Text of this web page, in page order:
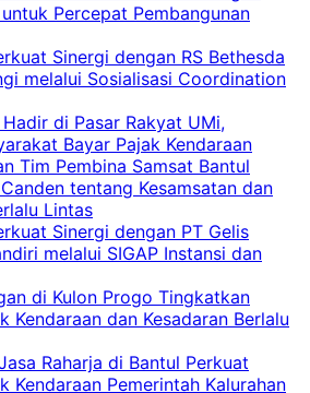
Percepat Pembangunan
Sinergi dengan RS Bethesda
melalui Sosialisasi Coordination
di Pasar Rakyat UMi,
Bayar Pajak Kendaraan
Tim Pembina Samsat Bantul
tentang Kesamsatan dan
Lintas
Sinergi dengan PT Gelis
melalui SIGAP Instansi dan
di Kulon Progo Tingkatkan
Kendaraan dan Kesadaran Berlalu
Raharja di Bantul Perkuat
Kendaraan Pemerintah Kalurahan